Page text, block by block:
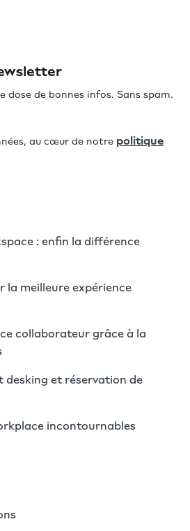
dose de bonnes infos. Sans spam.
au cœur de notre politique
: enfin la différence
la meilleure expérience
collaborateur grâce à la
et réservation de
incontournables